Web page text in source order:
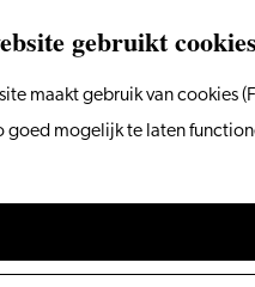
gebruikt cookies
maakt gebruik van cookies
goed mogelijk te laten